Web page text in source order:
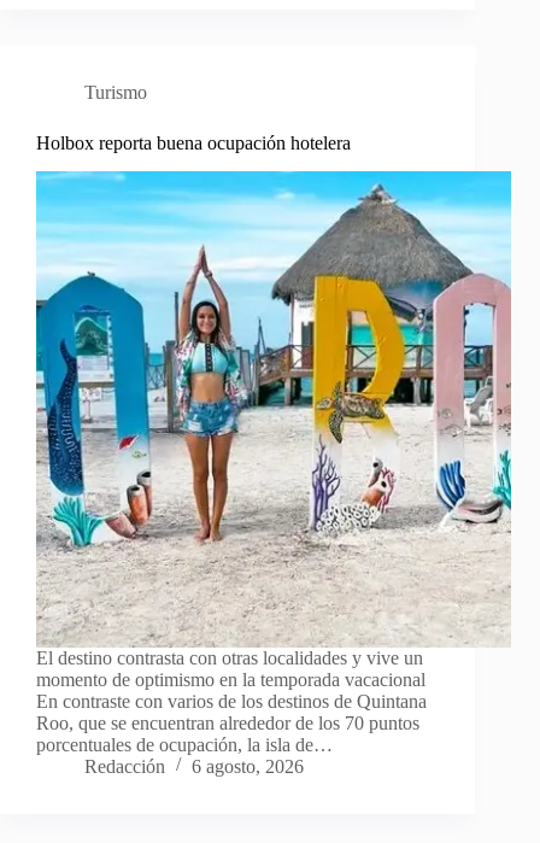
Turismo
Holbox reporta buena ocupación hotelera
El destino contrasta con otras localidades y vive un
momento de optimismo en la temporada vacacional
En contraste con varios de los destinos de Quintana
Roo, que se encuentran alrededor de los 70 puntos
porcentuales de ocupación, la isla de…
Redacción
6 agosto, 2026